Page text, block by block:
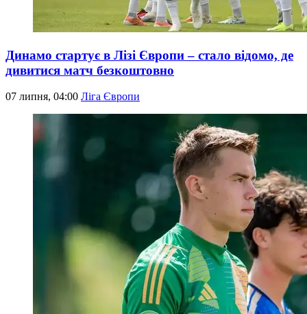
Динамо стартує в Лізі Європи – стало відомо, де
дивитися матч безкоштовно
07 липня, 04:00 Ліга Європи